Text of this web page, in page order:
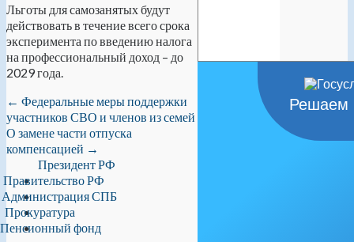
Решаем
Льготы для самозанятых будут
действовать в течение всего срока
эксперимента по введению налога
на профессиональный доход – до
2029 года.
← Федеральные меры поддержки
участников СВО и членов из семей
О замене части отпуска
компенсацией →
Президент РФ
Правительство РФ
Администрация СПБ
Прокуратура
Пенсионный фонд